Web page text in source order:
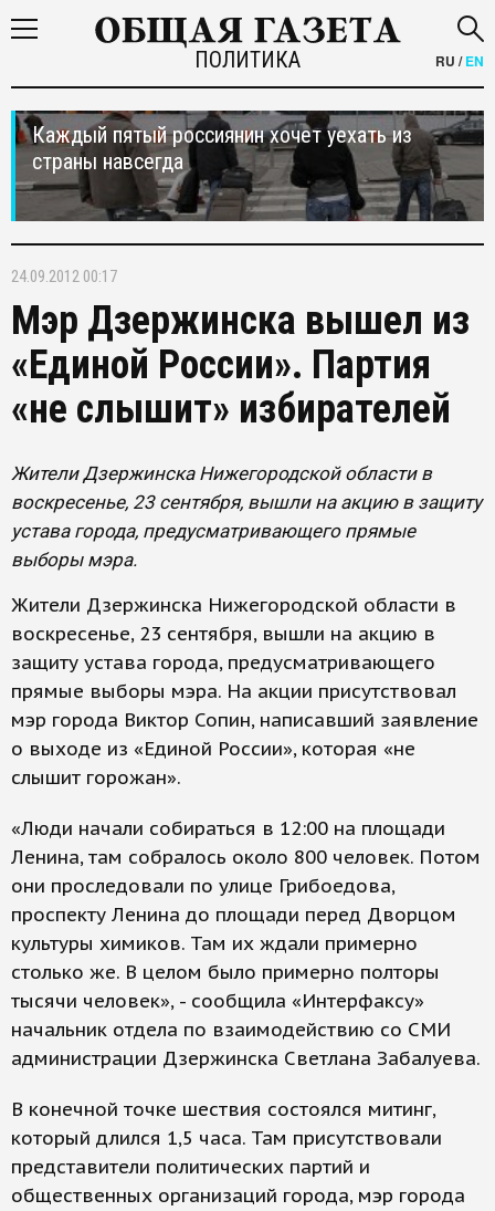
ПОЛИТИКА RU /EN
Каждый пятый россиянин хочет уехать из
страны навсегда
24.09.2012 00:17
Мэр Дзержинска вышел из
«Единой России». Партия
«не слышит» избирателей
Жители Дзержинска Нижегородской области в
воскресенье, 23 сентября, вышли на акцию в защиту
устава города, предусматривающего прямые
выборы мэра.
Жители Дзержинска Нижегородской области в
воскресенье, 23 сентября, вышли на акцию в
защиту устава города, предусматривающего
прямые выборы мэра. На акции присутствовал
мэр города Виктор Сопин, написавший заявление
о выходе из «Единой России», которая «не
слышит горожан».
«Люди начали собираться в 12:00 на площади
Ленина, там собралось около 800 человек. Потом
они проследовали по улице Грибоедова,
проспекту Ленина до площади перед Дворцом
культуры химиков. Там их ждали примерно
столько же. В целом было примерно полторы
тысячи человек», - сообщила «Интерфаксу»
начальник отдела по взаимодействию со СМИ
администрации Дзержинска Светлана Забалуева.
В конечной точке шествия состоялся митинг,
который длился 1,5 часа. Там присутствовали
представители политических партий и
общественных организаций города, мэр города